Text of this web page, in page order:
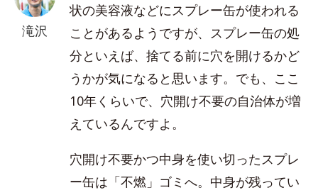
滝沢
状の美容液などにスプレー缶が使われる
ことがあるようですが、スプレー缶の処
分といえば、捨てる前に穴を開けるかど
うかが気になると思います。でも、ここ
10年くらいで、穴開け不要の自治体が増
えているんですよ。
穴開け不要かつ中身を使い切ったスプレ
ー缶は「不燃」ゴミへ。中身が残ってい